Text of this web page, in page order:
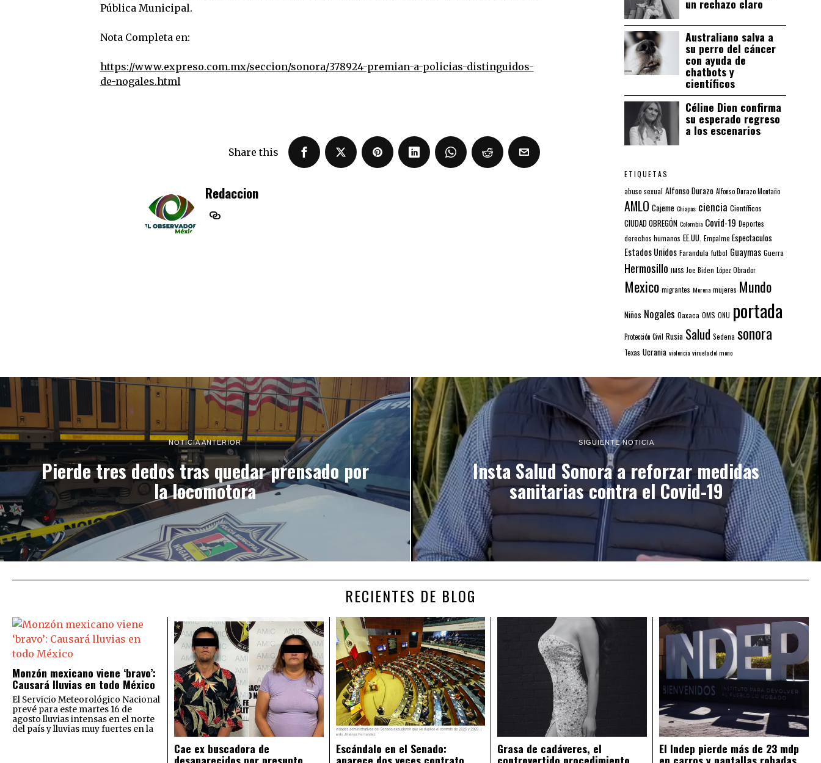
Pública Municipal.
Nota Completa en:
https://www.expreso.com.mx/seccion/sonora/378924-premian-a-policias-distinguidos-
de-nogales.html
Share this
Redaccion
un rechazo claro
Australiano salva a
su perro del cáncer
con ayuda de
chatbots y
científicos
Céline Dion confirma
su esperado regreso
a los escenarios
ETIQUETAS
abuso sexual Alfonso Durazo Alfonso Durazo Montaño
AMLO Cajeme Chiapas ciencia Científicos
CIUDAD OBREGÓN Colombia Covid-19 Deportes
derechos humanos EE.UU. Empalme Espectaculos
Estados Unidos Farandula futbol Guaymas Guerra
Hermosillo IMSS Joe Biden López Obrador
Mexico migrantes Morena mujeres Mundo
Niños Nogales Oaxaca OMS ONU portada
Protección Civil Rusia Salud Sedena sonora
Texas Ucrania violencia viruela del mono
NOTICIA ANTERIOR
Pierde tres dedos tras quedar prensado por
la locomotora
SIGUIENTE NOTICIA
Insta Salud Sonora a reforzar medidas
sanitarias contra el Covid-19
RECIENTES DE BLOG
Monzón mexicano viene ‘bravo’:
Causará lluvias en todo México
El Servicio Meteorológico Nacional
prevé para este martes 16 de
agosto lluvias intensas en el norte
del país y lluvias muy fuertes en la
Cae ex buscadora de
desaparecidos por presunto
Escándalo en el Senado:
aparece dos veces contrato
Grasa de cadáveres, el
controvertido procedimiento
El Indep pierde más de 23 mdp
en carros y pantallas robadas